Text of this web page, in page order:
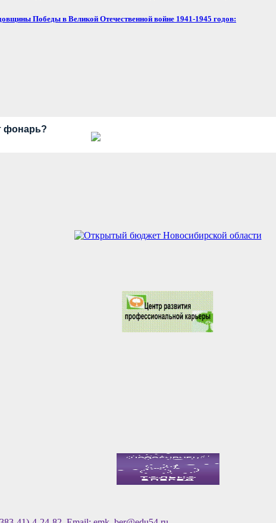
Победы в Великой Отечественной войне 1941-1945 годов:
фонарь?